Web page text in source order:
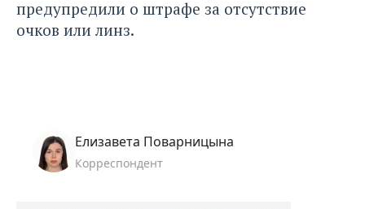
предупредили о штрафе за отсутствие
очков или линз.
Елизавета Поварницына
Корреспондент